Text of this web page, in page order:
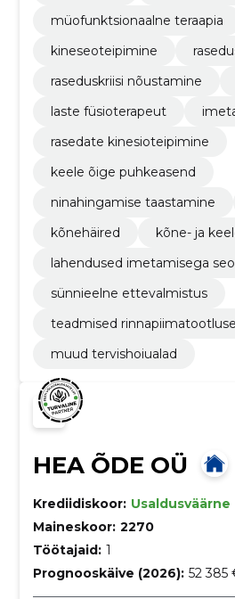
müofunktsionaalne teraapia
kineseoteipimine
raseduskriisi nõustamine
laste füsioterapeut
rasedate kinesioteipimine
keele õige puhkeasend
ninahingamise taastamine
kõnehäired
kõne- ja
lahendused imetamisega
sünnieelne ettevalmistus
teadmised
muud tervishoiualad
HEA ÕDE OÜ
Krediidiskoor: Usaldusväärne
Maineskoor: 2270
Töötajaid: 1
Prognooskäive (2026): 52 385